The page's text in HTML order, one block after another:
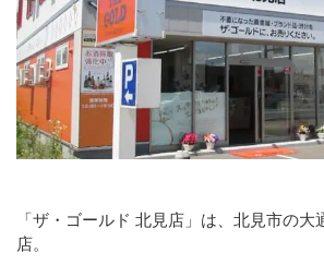
「ザ・ゴールド 北見店」は、北見市の
店。